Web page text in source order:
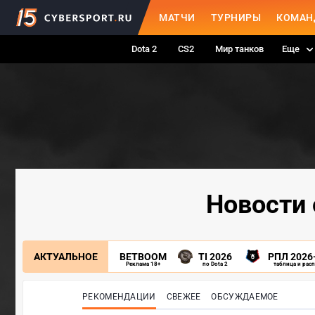
МАТЧИ ТУРНИРЫ
Dota 2 CS2 Мир танков Еще
Новости
АКТУАЛЬНОЕ BETBOOM
Реклама 18+
TI 2026
по Dota 2
РПЛ
таблица и
РЕКОМЕНДАЦИИ СВЕЖЕЕ ОБСУЖДАЕМОЕ